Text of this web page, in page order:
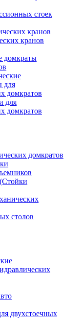
стоек
кранов
кранов
домкраты
для
домкратов
для
домкратов
домкратов
столов
двухстоечных